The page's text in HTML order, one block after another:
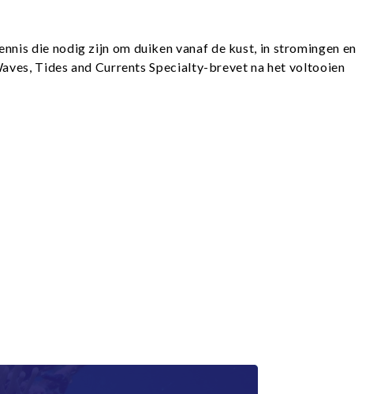
die nodig zijn om duiken vanaf de kust, in stromingen en
Tides and Currents Specialty-brevet na het voltooien